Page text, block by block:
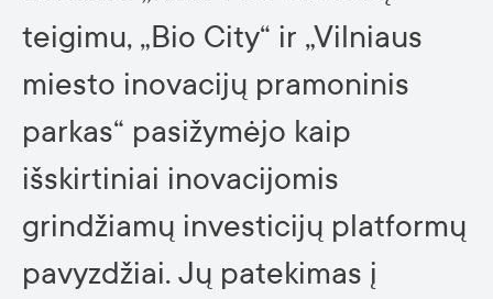
teigimu, „Bio City“ ir „Vilniaus
miesto inovacijų pramoninis
parkas“ pasižymėjo kaip
išskirtiniai inovacijomis
grindžiamų investicijų platformų
pavyzdžiai. Jų patekimas į